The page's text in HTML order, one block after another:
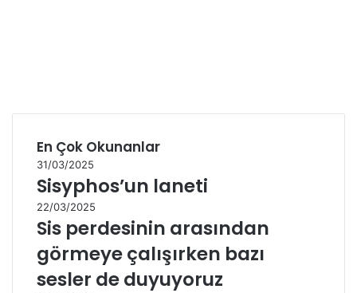
En Çok Okunanlar
31/03/2025
Sisyphos’un laneti
22/03/2025
Sis perdesinin arasından
görmeye çalışırken bazı
sesler de duyuyoruz